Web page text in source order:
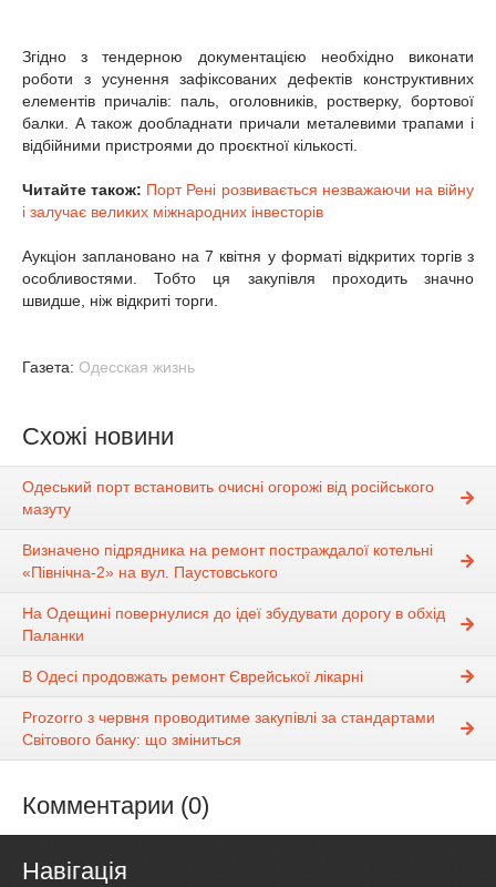
Згідно з тендерною документацією необхідно виконати
роботи з усунення зафіксованих дефектів конструктивних
елементів причалів: паль, оголовників, ростверку, бортової
балки. А також дообладнати причали металевими трапами і
відбійними пристроями до проєктної кількості.
Читайте також: Порт Рені розвивається незважаючи на війну
і залучає великих міжнародних інвесторів
Аукціон заплановано на 7 квітня у форматі відкритих торгів з
особливостями. Тобто ця закупівля проходить значно
швидше, ніж відкриті торги.
Газета: Одесская жизнь
Схожі новини
Одеський порт встановить очисні огорожі від російського
мазуту
Визначено підрядника на ремонт постраждалої котельні
«Північна-2» на вул. Паустовського
На Одещині повернулися до ідеї збудувати дорогу в обхід
Паланки
В Одесі продовжать ремонт Єврейської лікарні
Prozorro з червня проводитиме закупівлі за стандартами
Світового банку: що зміниться
Комментарии (0)
Навігація